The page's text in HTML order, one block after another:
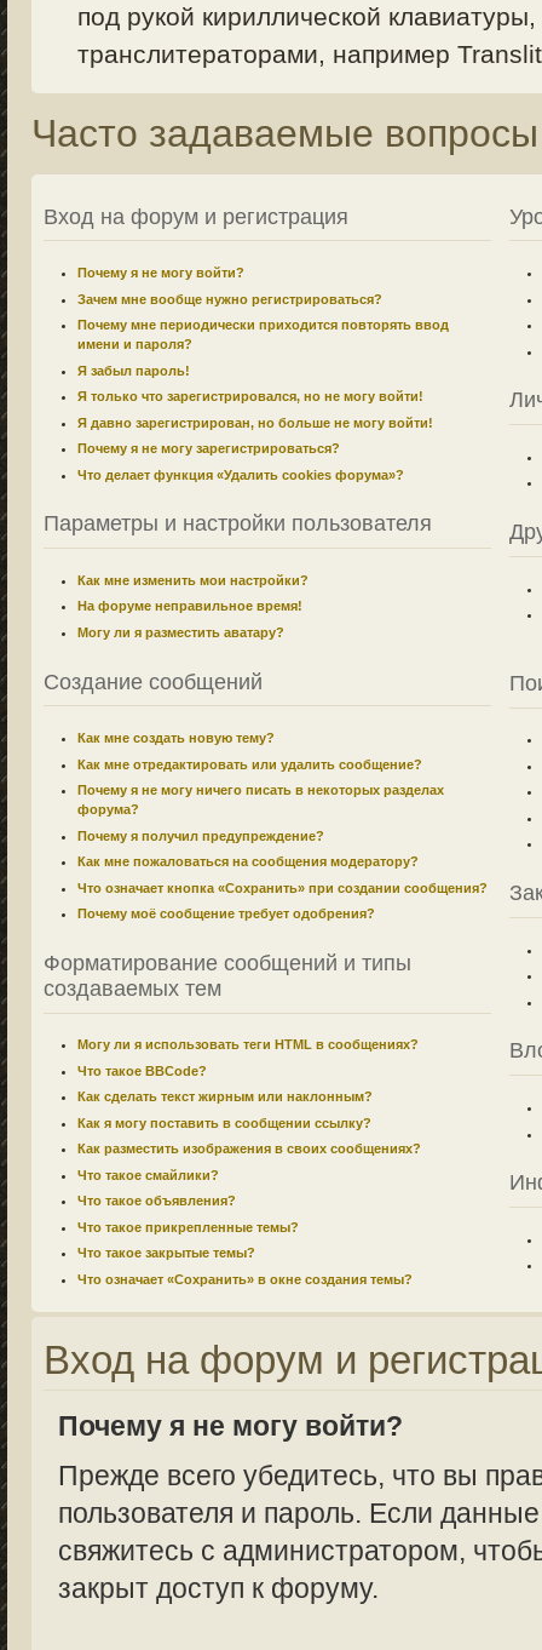
под рукой кириллической
транслитераторами, например
Часто задаваемые вопросы
Вход на форум и регистрация
Почему я не могу войти?
Зачем мне вообще нужно регистрироваться?
Почему мне периодически приходится повторять ввод
имени и пароля?
Я забыл пароль!
Я только что зарегистрировался, но не могу войти!
Я давно зарегистрирован, но больше не могу войти!
Почему я не могу зарегистрироваться?
Что делает функция «Удалить cookies форума»?
Параметры и настройки пользователя
Как мне изменить мои настройки?
На форуме неправильное время!
Могу ли я разместить аватару?
Создание сообщений
Как мне создать новую тему?
Как мне отредактировать или удалить сообщение?
Почему я не могу ничего писать в некоторых разделах
форума?
Почему я получил предупреждение?
Как мне пожаловаться на сообщения модератору?
Что означает кнопка «Сохранить» при создании сообщения?
Почему моё сообщение требует одобрения?
Форматирование сообщений и типы
создаваемых тем
Могу ли я использовать теги HTML в сообщениях?
Что такое BBCode?
Как сделать текст жирным или наклонным?
Как я могу поставить в сообщении ссылку?
Как разместить изображения в своих сообщениях?
Что такое смайлики?
Что такое объявления?
Что такое прикрепленные темы?
Что такое закрытые темы?
Что означает «Сохранить» в окне создания темы?
Вход на форум и
Почему я не могу войти?
Прежде всего убедитесь, что вы
пользователя и пароль. Если
свяжитесь с администратором,
закрыт доступ к форуму.